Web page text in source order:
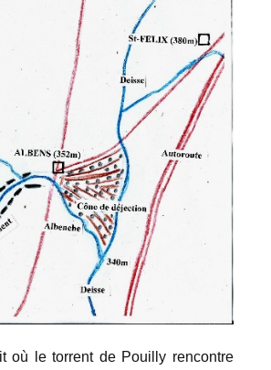
où le torrent de Pouilly rencontre